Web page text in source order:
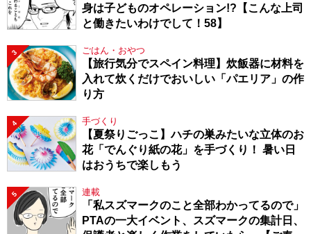
身は子どものオペレーション!?【こんな上司
と働きたいわけでして！58】
3 ごはん・おやつ
【旅行気分でスペイン料理】炊飯器に材料を
入れて炊くだけでおいしい「パエリア」の作
り方
4 手づくり
【夏祭りごっこ】ハチの巣みたいな立体のお
花「でんぐり紙の花」を手づくり！ 暑い日
はおうちで楽しもう
5 連載
「私スズマークのこと全部わかってるので」
PTAの一大イベント、スズマークの集計日、